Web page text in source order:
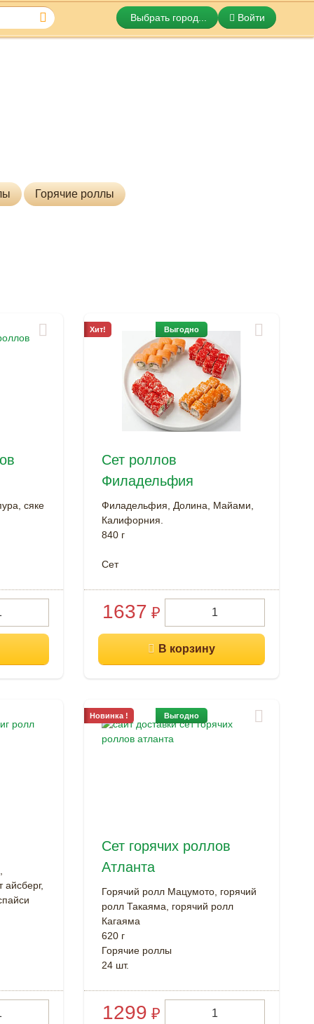
Выбрать город... Войти
Горячие роллы
сяке
Сет роллов
Филадельфия
Филадельфия, Долина, Майами,
Калифорния.
840 г
Cет
1637 ₽
Хит! Выгодно
Сет горячих роллов
Атланта
Горячий ролл Мацумото, горячий
ролл Такаяма, горячий ролл
Кагаяма
620 г
Горячие роллы
24 шт.
1299 ₽
Новинка ! Выгодно